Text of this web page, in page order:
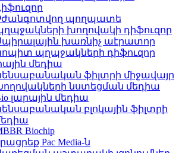
պողպատե
խողովակի դիֆուզոր
խառնիչ աէրատոր
պղպջակների դիֆուզոր
մեդիա
ֆիլտրի միջավայր
նստեցման մեդիա
լարային մեդիա
բլոկային ֆիլտրի
Biochip
Pac Media-ն